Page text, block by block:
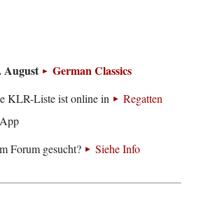
August German Classics
KLR-Liste ist online in
Regatten
Forum gesucht?
Siehe Info